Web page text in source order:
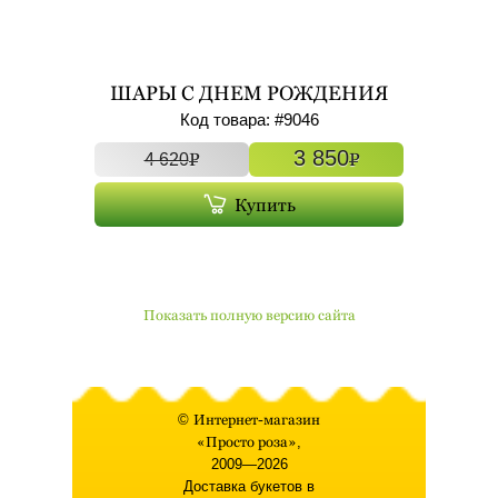
ШАРЫ С ДНЕМ РОЖДЕНИЯ
БОЛЬШИЕ ФОЛЬГИРОВАННЫЕ
С ГЕЛИЕМ 7ШТ АРТ. 9046
Код товара: #9046
4 620P 3 850P
Купить
Показать полную версию сайта
© Интернет-магазин
«Просто роза»,
2009—2026
Доставка букетов в